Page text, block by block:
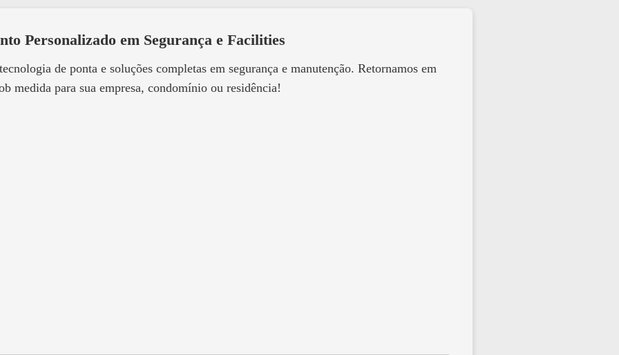
Personalizado em Segurança e Facilities
de ponta e soluções completas em segurança e manutenção. Retornamos em
medida para sua empresa, condomínio ou residência!